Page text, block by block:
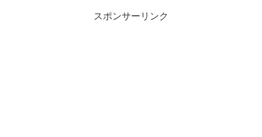
スポンサーリンク